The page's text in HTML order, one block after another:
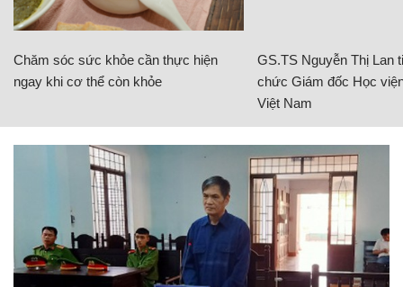
Chăm sóc sức khỏe cần thực hiện
ngay khi cơ thể còn khỏe
GS.TS Nguyễn Thị Lan
chức Giám đốc Học
Việt Nam